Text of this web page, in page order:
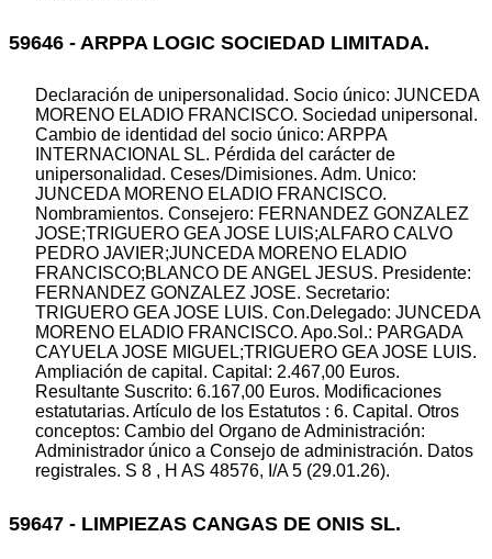
59646 - ARPPA LOGIC SOCIEDAD LIMITADA.
Declaración de unipersonalidad. Socio único: JUNCEDA
MORENO ELADIO FRANCISCO. Sociedad unipersonal.
Cambio de identidad del socio único: ARPPA
INTERNACIONAL SL. Pérdida del carácter de
unipersonalidad. Ceses/Dimisiones. Adm. Unico:
JUNCEDA MORENO ELADIO FRANCISCO.
Nombramientos. Consejero: FERNANDEZ GONZALEZ
JOSE;TRIGUERO GEA JOSE LUIS;ALFARO CALVO
PEDRO JAVIER;JUNCEDA MORENO ELADIO
FRANCISCO;BLANCO DE ANGEL JESUS. Presidente:
FERNANDEZ GONZALEZ JOSE. Secretario:
TRIGUERO GEA JOSE LUIS. Con.Delegado: JUNCEDA
MORENO ELADIO FRANCISCO. Apo.Sol.: PARGADA
CAYUELA JOSE MIGUEL;TRIGUERO GEA JOSE LUIS.
Ampliación de capital. Capital: 2.467,00 Euros.
Resultante Suscrito: 6.167,00 Euros. Modificaciones
estatutarias. Artículo de los Estatutos : 6. Capital. Otros
conceptos: Cambio del Organo de Administración:
Administrador único a Consejo de administración. Datos
registrales. S 8 , H AS 48576, I/A 5 (29.01.26).
59647 - LIMPIEZAS CANGAS DE ONIS SL.